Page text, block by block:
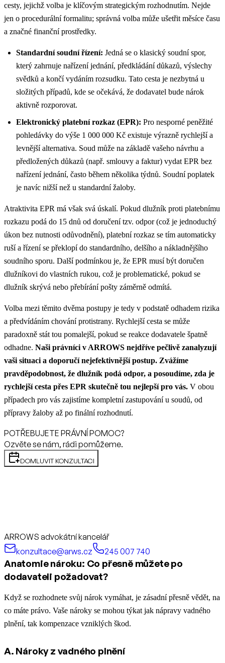
cesty, jejichž volba je klíčovým strategickým rozhodnutím. Nejde
jen o procedurální formalitu; správná volba může ušetřit měsíce času
a značné finanční prostředky.
Standardní soudní řízení: Jedná se o klasický soudní spor,
který zahrnuje nařízení jednání, předkládání důkazů, výslechy
svědků a končí vydáním rozsudku. Tato cesta je nezbytná u
složitých případů, kde se očekává, že dodavatel bude nárok
aktivně rozporovat.
Elektronický platební rozkaz (EPR): Pro nesporné peněžité
pohledávky do výše 1 000 000 Kč existuje výrazně rychlejší a
levnější alternativa. Soud může na základě vašeho návrhu a
předložených důkazů (např. smlouvy a faktur) vydat EPR bez
nařízení jednání, často během několika týdnů. Soudní poplatek
je navíc nižší než u standardní žaloby.
Atraktivita EPR má však svá úskalí. Pokud dlužník proti platebnímu
rozkazu podá do 15 dnů od doručení tzv. odpor (což je jednoduchý
úkon bez nutnosti odůvodnění), platební rozkaz se tím automaticky
ruší a řízení se překlopí do standardního, delšího a nákladnějšího
soudního sporu. Další podmínkou je, že EPR musí být doručen
dlužníkovi do vlastních rukou, což je problematické, pokud se
dlužník skrývá nebo přebírání pošty záměrně odmítá.
Volba mezi těmito dvěma postupy je tedy v podstatě odhadem rizika
a předvídáním chování protistrany. Rychlejší cesta se může
paradoxně stát tou pomalejší, pokud se reakce dodavatele špatně
odhadne. Naši právníci v ARROWS nejdříve pečlivě zanalyzují
vaši situaci a doporučí nejefektivnější postup. Zvážíme
pravděpodobnost, že dlužník podá odpor, a posoudíme, zda je
rychlejší cesta přes EPR skutečně tou nejlepší pro vás. V obou
případech pro vás zajistíme kompletní zastupování u soudů, od
přípravy žaloby až po finální rozhodnutí.
POTŘEBUJETE PRÁVNÍ POMOC?
Ozvěte se nám, rádi pomůžeme.
DOMLUVIT KONZULTACI
ARROWS advokátní kancelář
konzultace@arws.cz
245 007 740
Anatomie nároku: Co přesně můžete po
dodavateli požadovat?
Když se rozhodnete svůj nárok vymáhat, je zásadní přesně vědět, na
co máte právo. Vaše nároky se mohou týkat jak nápravy vadného
plnění, tak kompenzace vzniklých škod.
A. Nároky z vadného plnění